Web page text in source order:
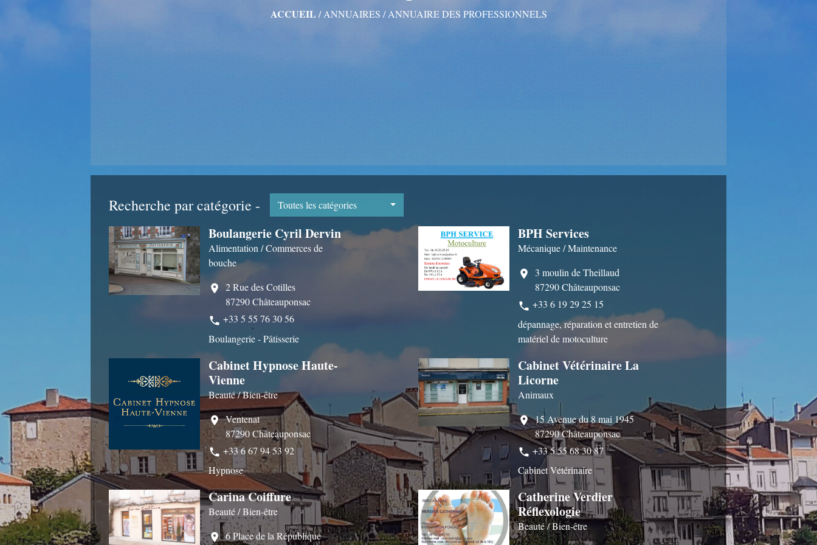
ACCUEIL /ANNUAIRES /ANNUAIRE DES PROFESSIONNELS
Recherche par catégorie - Toutes les catégories
Boulangerie Cyril Dervin
Alimentation / Commerces de
bouche
location_on
2 Rue des Cotilles
87290 Châteauponsac
phone +33 5 55 76 30 56
Boulangerie - Pâtisserie
BPH Services
Mécanique / Maintenance
location_on
3 moulin de Theillaud
87290 Châteauponsac
phone +33 6 19 29 25 15
dépannage, réparation et entretien de
matériel de motoculture
Cabinet Hypnose Haute-
Vienne
Beauté / Bien-être
location_on Ventenat
87290 Châteauponsac
phone +33 6 67 94 53 92
Hypnose
Cabinet Vétérinaire La
Licorne
Animaux
location_on 15 Avenue du 8 mai 1945
87290 Châteauponsac
phone +33 5 55 68 30 87
Cabinet Vétérinaire
Carina Coiffure
Beauté / Bien-être
location_on 6 Place de la République
Catherine Verdier
Réflexologie
Beauté / Bien-être